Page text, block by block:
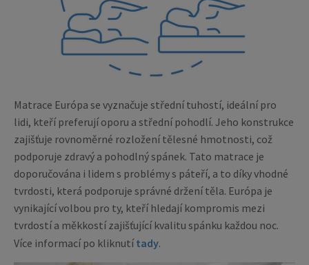
Matrace Európa se vyznačuje střední tuhostí, ideální pro
lidi, kteří preferují oporu a střední pohodlí. Jeho konstrukce
zajišťuje rovnoměrné rozložení tělesné hmotnosti, což
podporuje zdravý a pohodlný spánek. Tato matrace je
doporučována i lidem s problémy s páteří, a to díky vhodné
tvrdosti, která podporuje správné držení těla. Európa je
vynikající volbou pro ty, kteří hledají kompromis mezi
tvrdostí a měkkostí zajišťující kvalitu spánku každou noc.
Více informací po kliknutítady.